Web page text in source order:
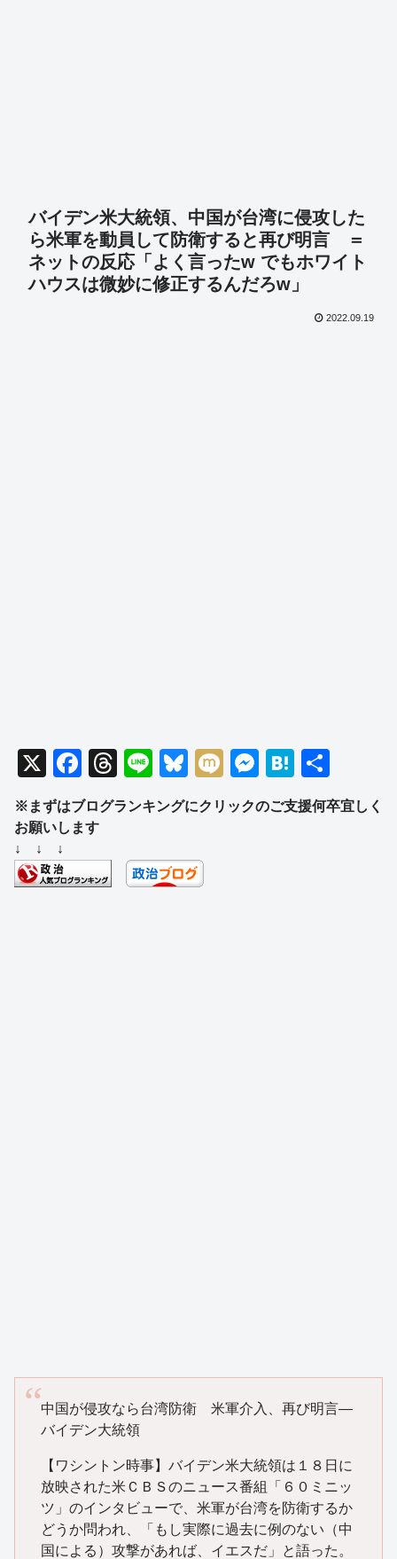
バイデン米大統領、中国が台湾に侵攻した
ら米軍を動員して防衛すると再び明言 ＝
ネットの反応「よく言ったw でもホワイト
ハウスは微妙に修正するんだろw」
2022.09.19
X
F
a
c
b
T
hr
e
d
Li
n
e
Bl
e
y
M
ixi
M
ss
H
at
e
有
※まずはブログランキングにクリックのご支援何卒宜しく
お願いします
↓ ↓ ↓
中国が侵攻なら台湾防衛 米軍介入、再び明言―
バイデン大統領
【ワシントン時事】バイデン米大統領は１８日に
放映された米ＣＢＳのニュース番組「６０ミニッ
ツ」のインタビューで、米軍が台湾を防衛するか
どうか問われ、「もし実際に過去に例のない（中
国による）攻撃があれば、イエスだ」と語った。